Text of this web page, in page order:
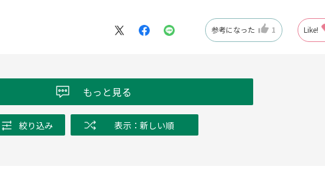
参考になった 1 Like!
もっと見る
絞り込み 表示：新しい順